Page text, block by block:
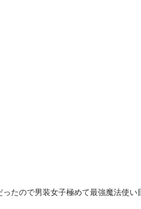
たので男装女子極めて最強魔法使い